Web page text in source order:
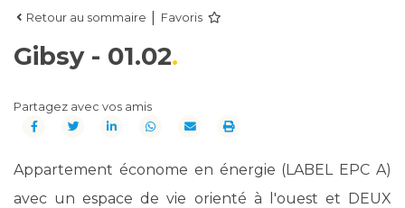
Retour au sommaire Favoris
Gibsy - 01.02
Partagez avec vos amis
Appartement économe en énergie (LABEL EPC A)
avec un espace de vie orienté à l'ouest et DEUX